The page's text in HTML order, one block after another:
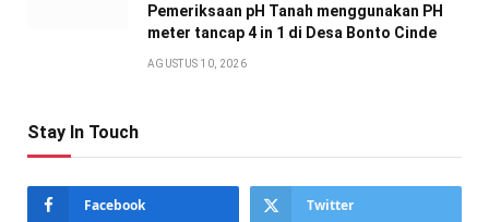
Pemeriksaan pH Tanah menggunakan PH
meter tancap 4 in 1 di Desa Bonto Cinde
AGUSTUS 10, 2026
Stay In Touch
Facebook Twitter